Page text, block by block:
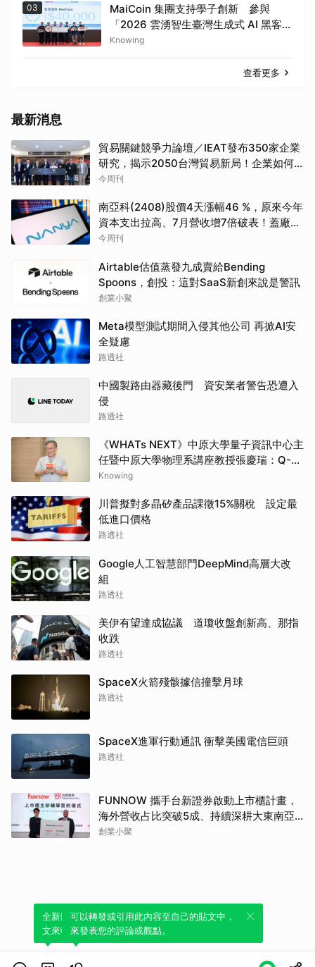
03
MaiCoin 集團支持學子創新 參與
「2026 雲湧智生臺灣生成式 AI 黑客
松」贊助命題 優勝團隊打造個人化投資
Knowing
查看更多
最新消息
貿易關鍵競爭力論壇／IEAT發布350家企業
研究，揭示2050台灣貿易新局！企業如何
透過養「蝦」養「馬」掌握先機？
今周刊
南亞科(2408)股價4天漲幅46 %，原來今年
資本支出拉高、7月營收增7倍破表！蓋廠買
設備最新營運目標曝光
今周刊
Airtable估值蒸發九成賣給Bending
Spoons，創投：這對SaaS新創來說是警訊
創業小聚
Meta模型測試期間入侵其他公司 再掀AI安
全疑慮
路透社
中國製路由器藏後門 資安業者警告恐遭入
侵
路透社
《WHATs NEXT》中原大學量子資訊中心主
任暨中原大學物理系講座教授張慶瑞：Q-
day的countdown現在已經開始了
Knowing
川普擬對多晶矽產品課徵15%關稅 設定最
低進口價格
路透社
Google人工智慧部門DeepMind高層大改
組
路透社
美伊有望達成協議 道瓊收盤創新高、那指
收跌
路透社
SpaceX火箭殘骸據信撞擊月球
路透社
SpaceX進軍行動通訊 衝擊美國電信巨頭
路透社
FUNNOW 攜手台新證券啟動上市櫃計畫，
海外營收占比突破5成、持續深耕大東南亞
市場
創業小聚
全新體驗！一鍵引用此內容，透過發布貼
文來輕鬆表達個人立場。
可以轉發或引用此內容至自己的貼文中，
來發表您的評論或觀點。